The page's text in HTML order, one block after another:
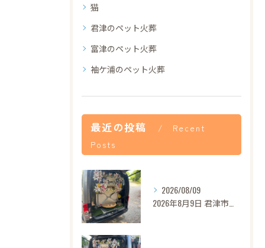
猫
君津のペット火葬
富津のペット火葬
袖ケ浦のペット火葬
最近の投稿
Recent
Posts
2026/08/09